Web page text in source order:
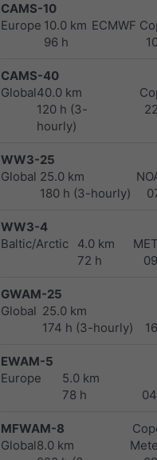
CAMS-10
Europe 10.0 km
96 h
ECMWF
CAMS-40
Global40.0 km
120 h (3-
hourly)
WW3-25
Global 25.0 km
180 h (3-hourly)
WW3-4
Baltic/Arctic
4.0 km
72 h
GWAM-25
Global 25.0 km
174 h (3-hourly)
EWAM-5
Europe
5.0 km
78 h
MFWAM-8
Global8.0 km